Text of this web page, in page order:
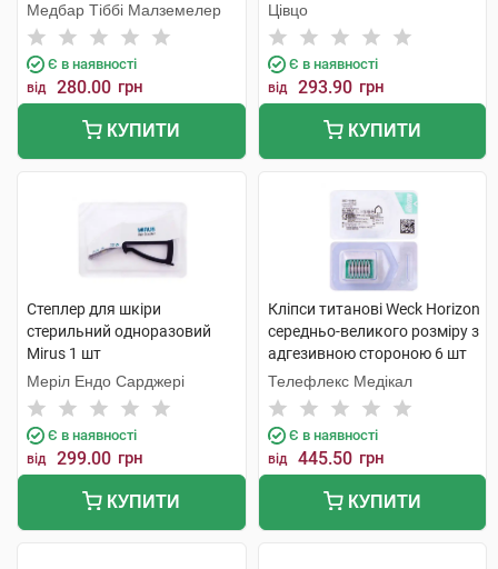
Медбар Тіббі Малземелер
Є в наявності
від 280.00 грн
КУПИТИ
Цівцо
Є в наявності
від 293.90 грн
КУПИТИ
Степлер для шкіри
стерильний одноразовий
Mirus 1 шт
Меріл Ендо Сарджері
Є в наявності
від 299.00 грн
КУПИТИ
Кліпси титанові Weck Horizon
середньо-великого розміру з
адгезивною стороною 6 шт
Телефлекс Медікал
Є в наявності
від 445.50 грн
КУПИТИ